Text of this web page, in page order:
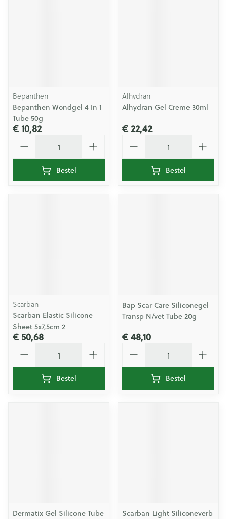
Bepanthen
Bepanthen Wondgel 4 In 1
Tube 50g
€ 10,82
Bestel
Alhydran
Alhydran Gel Creme 30ml
€ 22,42
Bestel
Scarban
Scarban Elastic Silicone
Sheet 5x7,5cm 2
€ 50,68
Bestel
Bap Scar Care Siliconegel
Transp N/vet Tube 20g
€ 48,10
Bestel
Dermatix Gel Silicone Tube
Scarban Light Siliconeverb